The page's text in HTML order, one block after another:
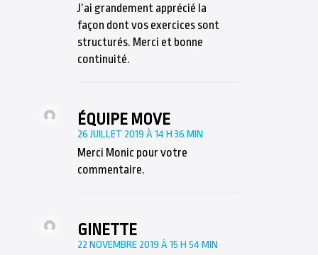
J’ai grandement apprécié la
façon dont vos exercices sont
structurés. Merci et bonne
continuité.
ÉQUIPE MOVE
26 JUILLET 2019 À 14 H 36 MIN
Merci Monic pour votre
commentaire.
GINETTE
22 NOVEMBRE 2019 À 15 H 54 MIN